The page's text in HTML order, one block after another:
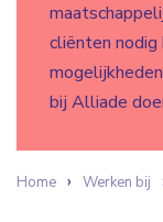
cliënten nodig
bij Alliade
Home Werken bij